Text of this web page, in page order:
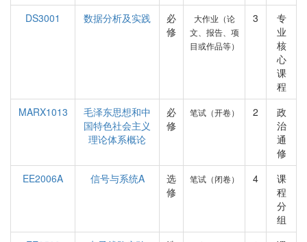
DS3001
数据分析及实践
必
修
大作业（论
文、报告、项
目或作品等）
3
专
业
核
心
课
程
MARX1013
毛泽东思想和中
国特色社会主义
理论体系概论
必
修
笔试（开卷） 2
政
治
通
修
EE2006A
信号与系统A
选
修
笔试（闭卷） 4
课
程
分
组